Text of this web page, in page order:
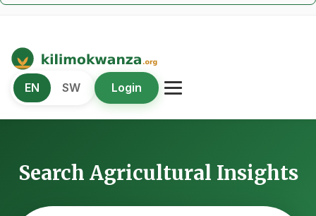
Kilimo Kwanza
African Agriculture and Food Systems
EN SW Login
Search Agricultural Insights